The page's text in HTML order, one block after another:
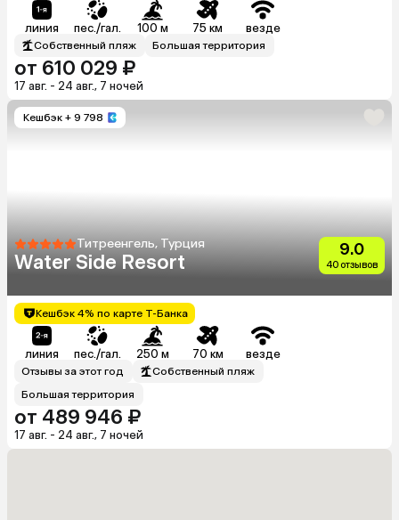
линия пес./гал. 100 м 75 км везде
Собственный пляж Большая территория
от 610 029 ₽
17 авг. - 24 авг., 7 ночей
Кешбэк + 9 798
Титреенгель, Турция
Water Side Resort
9.0
40 отзывов
Кешбэк 4% по карте Т-Банка
линия пес./гал. 250 м 70 км везде
Отзывы за этот год
Собственный пляж
Большая территория
от 489 946 ₽
17 авг. - 24 авг., 7 ночей